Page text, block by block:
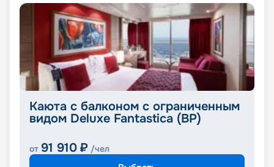
Каюта с балконом с ограниченным
видом Deluxe Fantastica (BP)
от 91 910 ₽ /чел